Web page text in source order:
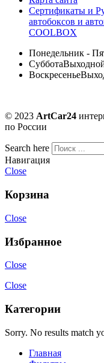
Сертификаты и
автобоксов и
COOLBOX
Понедельник -
Суббота
Воскресенье
© 2023 ArtCar24
по России
Search here
Навигация
Close
Корзина
Close
Избранное
Close
Close
Категории
Sorry. No results match
Главная